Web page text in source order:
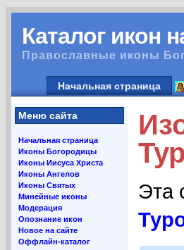
Каталог икон
Православные иконы
Начальная страница
Меню сайта
Начальная страница
Иконы Богородицы
Иконы Иисуса Христа
Иконы Ангелов
Иконы Святых
Минейные иконы
Модерация
Опознание икон
Новое на сайте
Оффлайн-каталог
Эта